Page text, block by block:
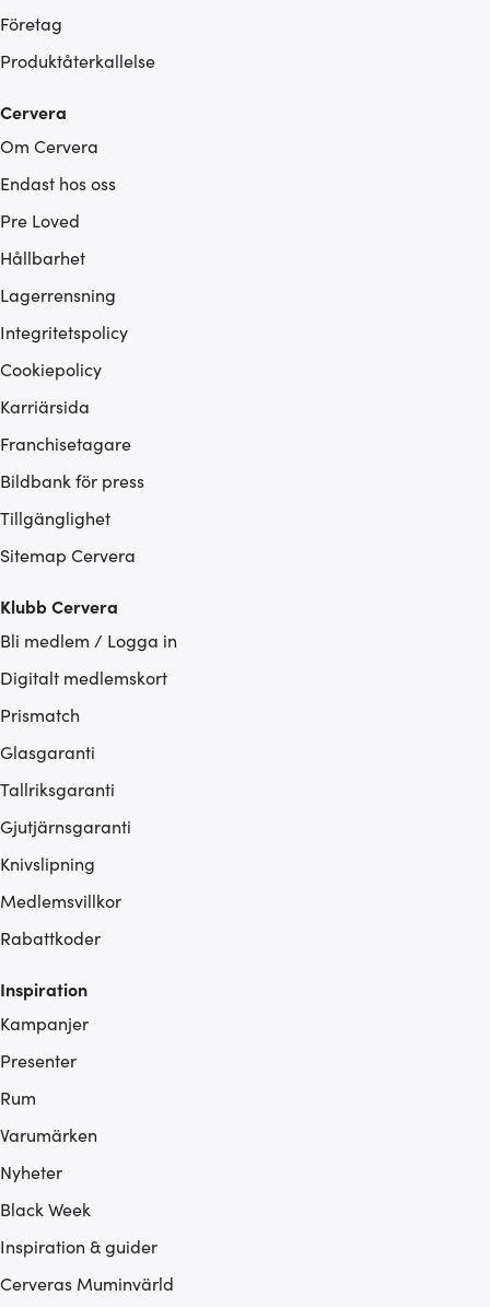
Företag
Produktåterkallelse
Cervera
Om Cervera
Endast hos oss
Pre Loved
Hållbarhet
Lagerrensning
Integritetspolicy
Cookiepolicy
Karriärsida
Franchisetagare
Bildbank för press
Tillgänglighet
Sitemap Cervera
Klubb Cervera
Bli medlem / Logga in
Digitalt medlemskort
Prismatch
Glasgaranti
Tallriksgaranti
Gjutjärnsgaranti
Knivslipning
Medlemsvillkor
Rabattkoder
Inspiration
Kampanjer
Presenter
Rum
Varumärken
Nyheter
Black Week
Inspiration & guider
Cerveras Muminvärld